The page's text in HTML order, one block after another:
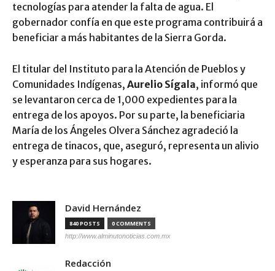
tecnologías para atender la falta de agua. El
gobernador confía en que este programa contribuirá a
beneficiar a más habitantes de la Sierra Gorda.
El titular del Instituto para la Atención de Pueblos y
Comunidades Indígenas, Aurelio Sígala, informó que
se levantaron cerca de 1,000 expedientes para la
entrega de los apoyos. Por su parte, la beneficiaria
María de los Ángeles Olvera Sánchez agradeció la
entrega de tinacos, que, aseguró, representa un alivio
y esperanza para sus hogares.
David Hernández
840 POSTS 0 COMMENTS
http://www.alminutonoticias.com.mx
Redacción